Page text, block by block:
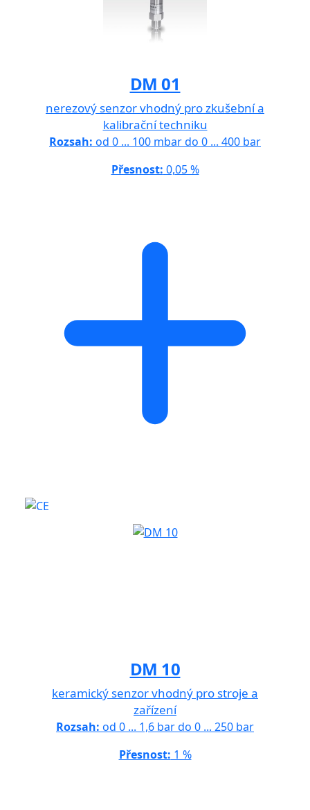
DM 01
nerezový senzor vhodný pro zkušební a
kalibrační techniku
Rozsah: od 0 ... 100 mbar do 0 ... 400 bar
Přesnost: 0,05 %
DM 10
keramický senzor vhodný pro stroje a
zařízení
Rozsah: od 0 ... 1,6 bar do 0 ... 250 bar
Přesnost: 1 %